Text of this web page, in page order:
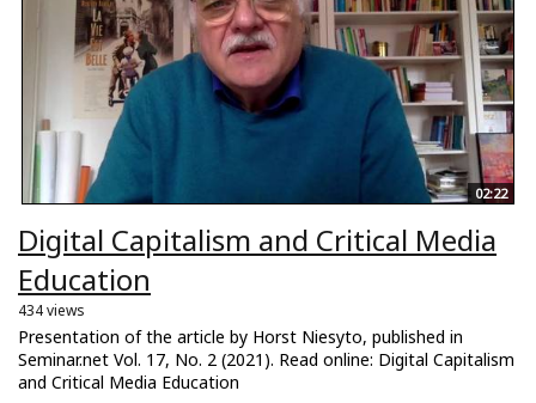
02:22
Digital Capitalism and Critical Media
Education
434 views
Presentation of the article by Horst Niesyto, published in
Seminar.net Vol. 17, No. 2 (2021). Read online: Digital Capitalism
and Critical Media Education